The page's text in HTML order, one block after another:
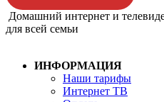
Домашний интернет и
для всей семьи
ИНФОРМАЦИЯ
Наши тарифы
Интернет ТВ